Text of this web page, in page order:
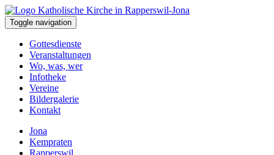
Toggle navigation
Gottesdienste
Veranstaltungen
Wo, was, wer
Infotheke
Vereine
Bildergalerie
Kontakt
Jona
Kempraten
Rapperswil